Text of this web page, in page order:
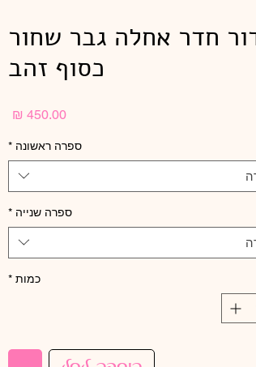
חדר אחלה גבר שחור
כסוף זהב
ספרה ראשונה *
ספרה שנייה *
כמות *